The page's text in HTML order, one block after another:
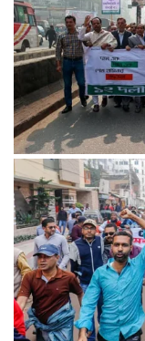
১৮ ডিসেম্বর থেকে